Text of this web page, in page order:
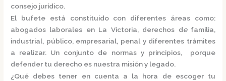
consejo jurídico.
El bufete está constituido con diferentes áreas como:
abogados laborales en La Victoria, derechos de familia,
industrial, público, empresarial, penal y diferentes trámites
a realizar. Un conjunto de normas y principios, porque
defender tu derecho es nuestra misión y legado.
¿Qué debes tener en cuenta a la hora de escoger tu